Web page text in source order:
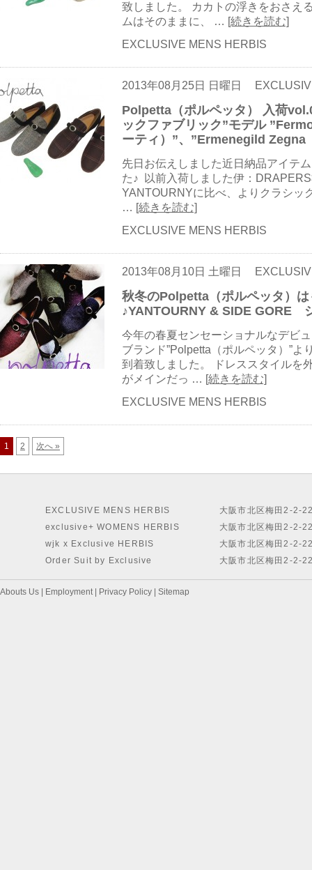
致しました。 カカトの浮きをおさえ
ムはそのままに、 … [続きを読む]
EXCLUSIVE MENS HERBIS
2013年08月25日 日曜日
Polpetta（ポルペッタ） 入荷
ックファブリック”モデル
ーティ）”、”Ermenegild Zegna
先日お伝えしました近日納品アイテ
た♪ 以前入荷しました伊：
YANTOURNYに比べ、よりクラシッ
… [続きを読む]
EXCLUSIVE MENS HERBIS
2013年08月10日 土曜日
秋冬のPolpetta（ポルペッタ）
♪YANTOURNY & SIDE GORE
今年の春夏センセーショナルなデビ
ブランド”Polpetta（ポルペッタ）”
到着致しました。 ドレススタイルを
がメインだっ … [続きを読む]
EXCLUSIVE MENS HERBIS
1 2 次へ »
EXCLUSIVE MENS HERBIS
exclusive+ WOMENS HERBIS
wjk x Exclusive HERBIS
Order Suit by Exclusive
大阪市北区梅田2-2-
大阪市北区梅田2-2-
大阪市北区梅田2-2-
大阪市北区梅田2-2-
Abouts Us Employment| Privacy Policy Sitemap